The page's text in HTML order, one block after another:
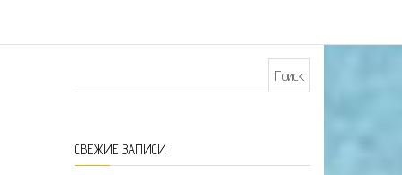
СВЕЖИЕ ЗАПИСИ